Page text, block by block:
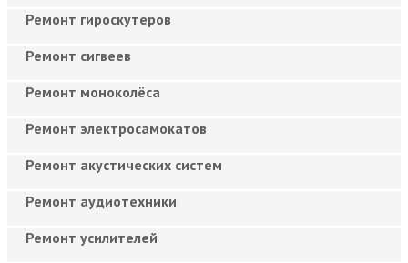
Ремонт гироскутеров
Ремонт сигвеев
Ремонт моноколёса
Ремонт электросамокатов
Ремонт акустических систем
Ремонт аудиотехники
Ремонт усилителей